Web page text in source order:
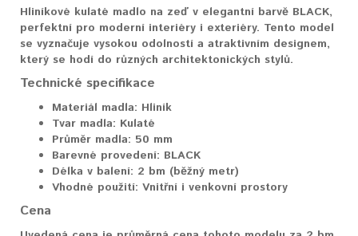
Hliníkové kulaté madlo na zeď v elegantní barvě BLACK,
perfektní pro moderní interiéry i exteriéry. Tento model
se vyznačuje vysokou odolností a atraktivním designem,
který se hodí do různých architektonických stylů.
Technické specifikace
Materiál madla: Hliník
Tvar madla: Kulaté
Průměr madla: 50 mm
Barevné provedení: BLACK
Délka v balení: 2 bm (běžný metr)
Vhodné použití: Vnitřní i venkovní prostory
Cena